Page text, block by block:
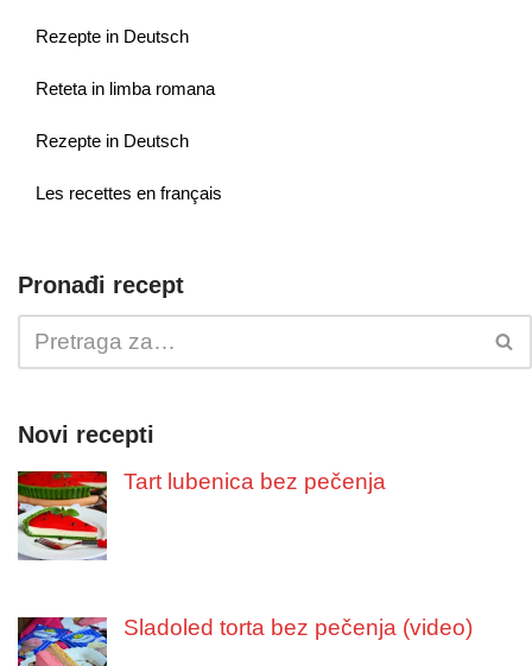
Rezepte in Deutsch
Reteta in limba romana
Rezepte in Deutsch
Les recettes en français
Pronađi recept
Novi recepti
Tart lubenica bez pečenja
Sladoled torta bez pečenja (video)